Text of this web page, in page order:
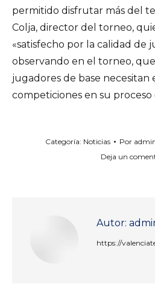
permitido disfrutar más del
Colja, director del torneo,
«satisfecho por la calidad de
observando en el torneo,
jugadores de base necesitan
competiciones en su proceso
Categoría: Noticias Por
Deja un
Autor:
https://